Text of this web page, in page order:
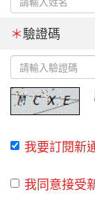
＊驗證碼
我要訂閱新
我同意接受